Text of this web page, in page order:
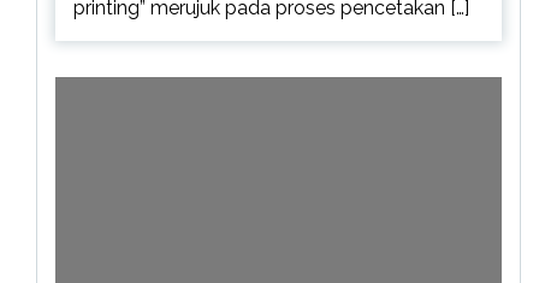
printing” merujuk pada proses pencetakan […]